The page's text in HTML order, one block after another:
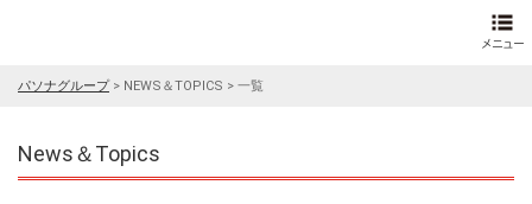
パソナグループ> NEWS＆TOPICS > 一覧
News＆Topics